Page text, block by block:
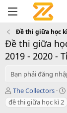
Đề thi giữa học
Đề thi giữa
2019 - 2020 -
Bạn phải đăng
T
á
c
The Collectors
đề thi giữa học kì 2